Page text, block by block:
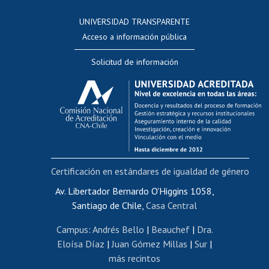
Evaluación docente
Calificación académica
Postulación al AUCAI
Funcionarias/os
Cursos internos de capacitación
Bienestar del personal
Portal de movilidad interna
Certificado de renta
Certificado de renta honorarios
Editar páginas blancas
Extranjeras/os
UNIVERSIDAD TRANSPARENTE
Acceso a información pública
Solicitud de información
Av. Libertador Bernardo O'Higgins 1058,
Santiago de Chile, Casa Central
Campus: Andrés Bello | Beauchef| Dra.
Eloísa Díaz | Juan Gómez Millas | Sur |
más recintos
Certificación en estándares de igualdad de género